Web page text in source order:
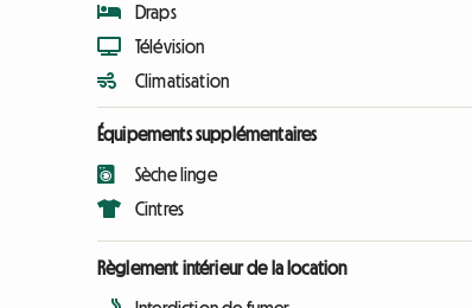
Draps
Télévision
Climatisation
Équipements supplémentaires
Sèche linge
Cintres
Règlement intérieur de la location